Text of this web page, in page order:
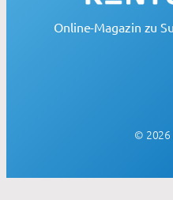
Online-Magazin zu
© 2026